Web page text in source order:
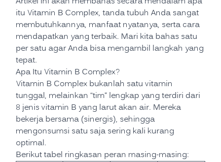
itu Vitamin B Complex, tanda tubuh Anda sangat
membutuhkannya, manfaat nyatanya, serta cara
mendapatkan yang terbaik. Mari kita bahas satu
per satu agar Anda bisa mengambil langkah yang
tepat.
Apa Itu Vitamin B Complex?
Vitamin B Complex bukanlah satu vitamin
tunggal, melainkan “tim” lengkap yang terdiri dari
8 jenis vitamin B yang larut akan air. Mereka
bekerja bersama (sinergis), sehingga
mengonsumsi satu saja sering kali kurang
optimal.
Berikut tabel ringkasan peran masing-masing: